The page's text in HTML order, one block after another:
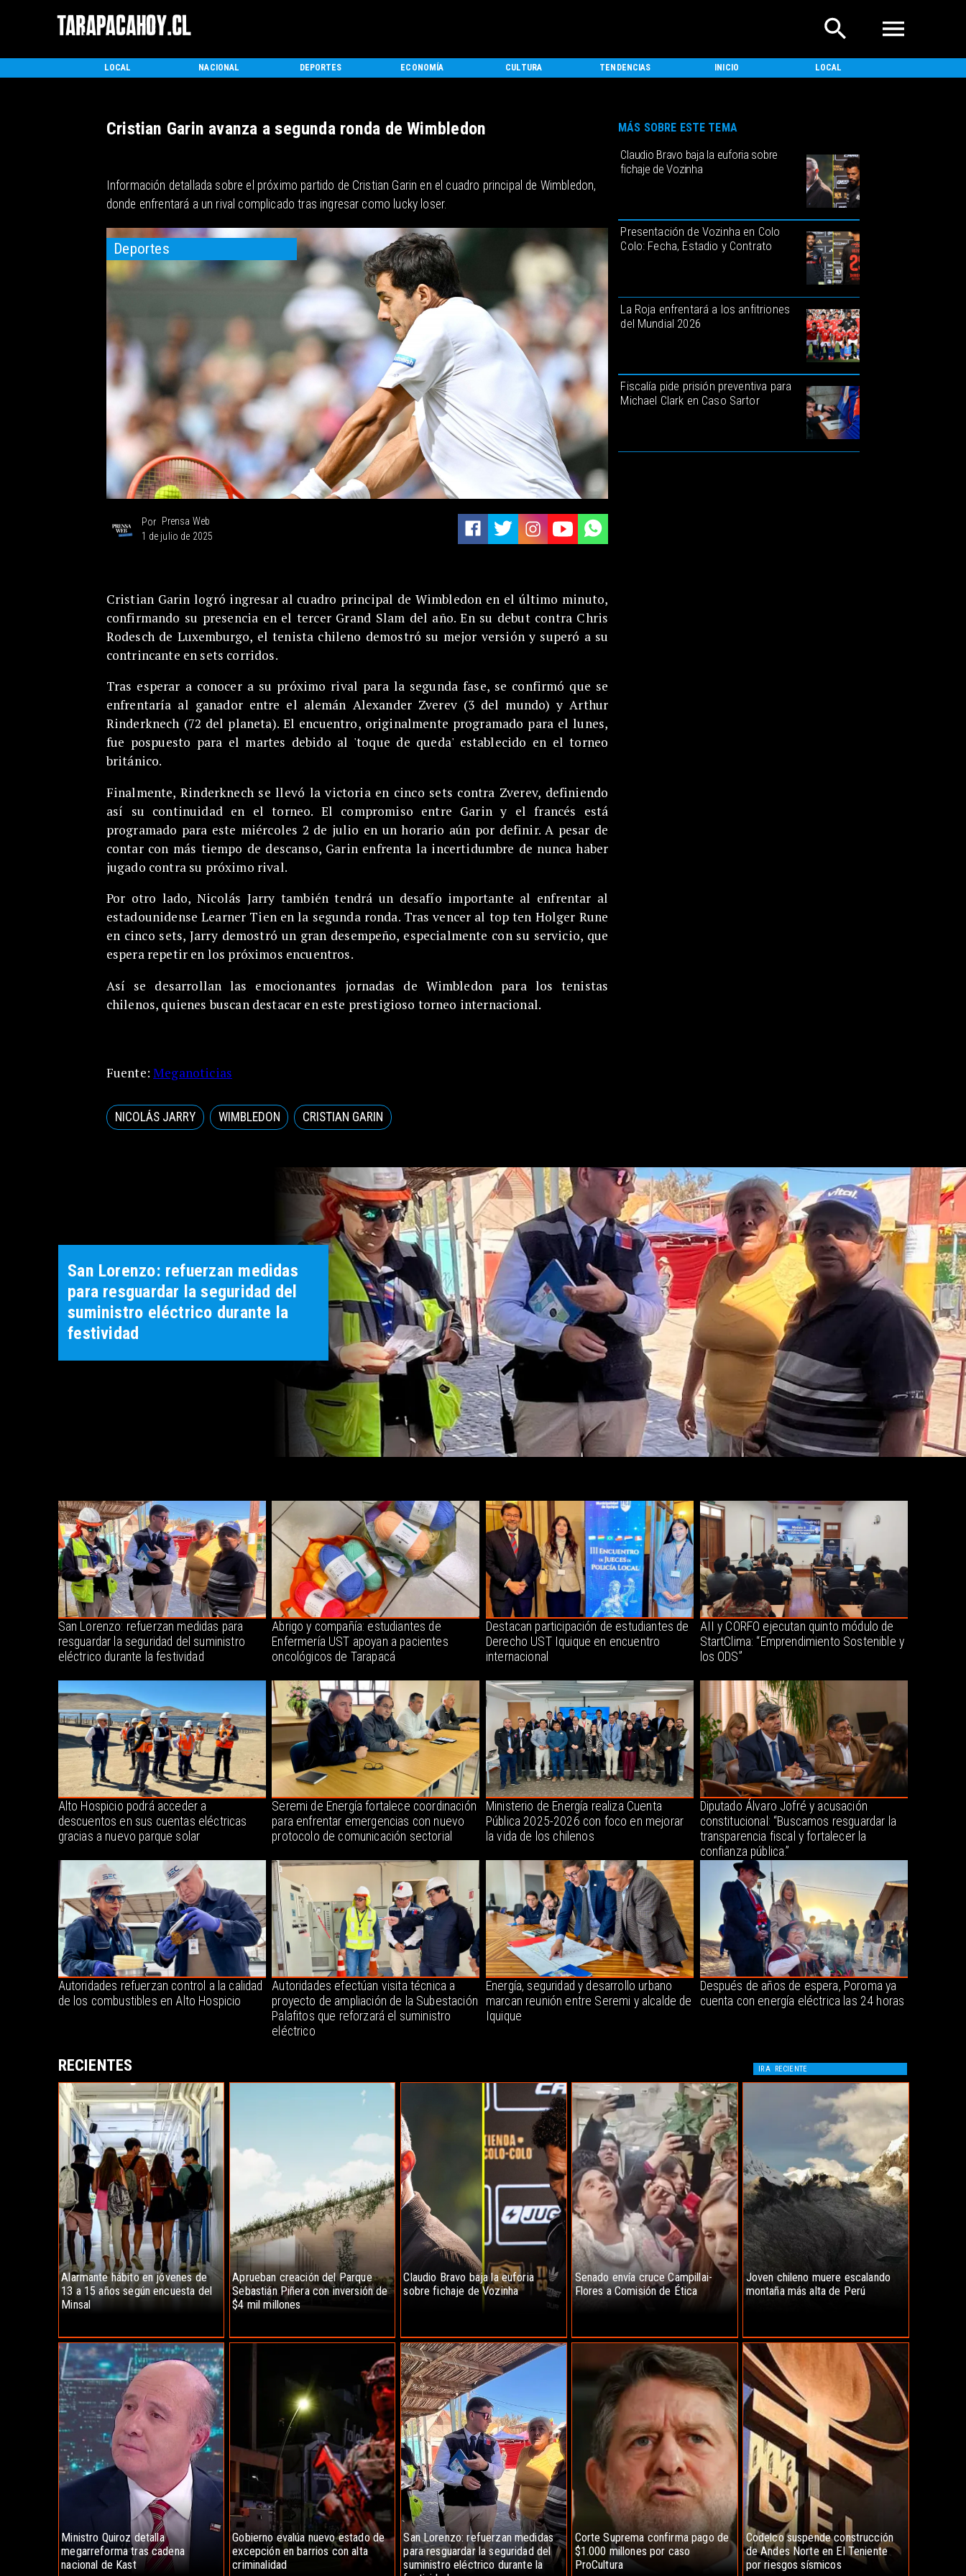
LOCAL NACIONAL DEPORTES ECONOMÍA CULTURA TENDENCIAS INICIO LOCAL
Deportes
Prensa Web
Por
1 de julio de 2025
Claudio Bravo baja la euforia sobre
fichaje de Vozinha
Presentación de Vozinha en Colo
Colo: Fecha, Estadio y Contrato
La Roja enfrentará a los anfitriones
del Mundial 2026
Fiscalía pide prisión preventiva para
Michael Clark en Caso Sartor
MÁS SOBRE ESTE TEMA
Cristian Garin avanza a segunda ronda de Wimbledon
Información detallada sobre el próximo partido de Cristian Garin en el cuadro principal de Wimbledon,
donde enfrentará a un rival complicado tras ingresar como lucky loser.
Cristian Garin logró ingresar al cuadro principal de Wimbledon en el último minuto,
confirmando su presencia en el tercer Grand Slam del año. En su debut contra Chris
Rodesch de Luxemburgo, el tenista chileno demostró su mejor versión y superó a su
contrincante en sets corridos.
Tras esperar a conocer a su próximo rival para la segunda fase, se confirmó que se
enfrentaría al ganador entre el alemán Alexander Zverev (3 del mundo) y Arthur
Rinderknech (72 del planeta). El encuentro, originalmente programado para el lunes,
fue pospuesto para el martes debido al 'toque de queda' establecido en el torneo
británico.
Finalmente, Rinderknech se llevó la victoria en cinco sets contra Zverev, definiendo
así su continuidad en el torneo. El compromiso entre Garin y el francés está
programado para este miércoles 2 de julio en un horario aún por definir. A pesar de
contar con más tiempo de descanso, Garin enfrenta la incertidumbre de nunca haber
jugado contra su próximo rival.
Por otro lado, Nicolás Jarry también tendrá un desafío importante al enfrentar al
estadounidense Learner Tien en la segunda ronda. Tras vencer al top ten Holger Rune
en cinco sets, Jarry demostró un gran desempeño, especialmente con su servicio, que
espera repetir en los próximos encuentros.
Así se desarrollan las emocionantes jornadas de Wimbledon para los tenistas
chilenos, quienes buscan destacar en este prestigioso torneo internacional.
Fuente:Meganoticias
NICOLÁS JARRY WIMBLEDON CRISTIAN GARIN
San Lorenzo: refuerzan medidas
para resguardar la seguridad del
suministro eléctrico durante la
festividad
San Lorenzo: refuerzan medidas para
resguardar la seguridad del suministro
eléctrico durante la festividad
Abrigo y compañía: estudiantes de
Enfermería UST apoyan a pacientes
oncológicos de Tarapacá
Destacan participación de estudiantes de
Derecho UST Iquique en encuentro
internacional
AII y CORFO ejecutan quinto módulo de
StartClima: “Emprendimiento Sostenible y
los ODS”
Alto Hospicio podrá acceder a
descuentos en sus cuentas eléctricas
gracias a nuevo parque solar
Seremi de Energía fortalece coordinación
para enfrentar emergencias con nuevo
protocolo de comunicación sectorial
Ministerio de Energía realiza Cuenta
Pública 2025-2026 con foco en mejorar
la vida de los chilenos
Diputado Álvaro Jofré y acusación
constitucional: “Buscamos resguardar la
transparencia fiscal y fortalecer la
confianza pública.”
Autoridades refuerzan control a la calidad
de los combustibles en Alto Hospicio
Autoridades efectúan visita técnica a
proyecto de ampliación de la Subestación
Palafitos que reforzará el suministro
eléctrico
Energía, seguridad y desarrollo urbano
marcan reunión entre Seremi y alcalde de
Iquique
Después de años de espera, Poroma ya
cuenta con energía eléctrica las 24 horas
Alarmante hábito en jóvenes de
13 a 15 años según encuesta del
Minsal
Aprueban creación del Parque
Sebastián Piñera con inversión de
$4 mil millones
Claudio Bravo baja la euforia
sobre fichaje de Vozinha
Senado envía cruce Campillai-
Flores a Comisión de Ética
Joven chileno muere escalando
montaña más alta de Perú
Ministro Quiroz detalla
megarreforma tras cadena
nacional de Kast
Gobierno evalúa nuevo estado de
excepción en barrios con alta
criminalidad
San Lorenzo: refuerzan medidas
para resguardar la seguridad del
suministro eléctrico durante la
Corte Suprema confirma pago de
$1.000 millones por caso
ProCultura
Codelco suspende construcción
de Andes Norte en El Teniente
por riesgos sísmicos
RECIENTES IR A RECIENTE